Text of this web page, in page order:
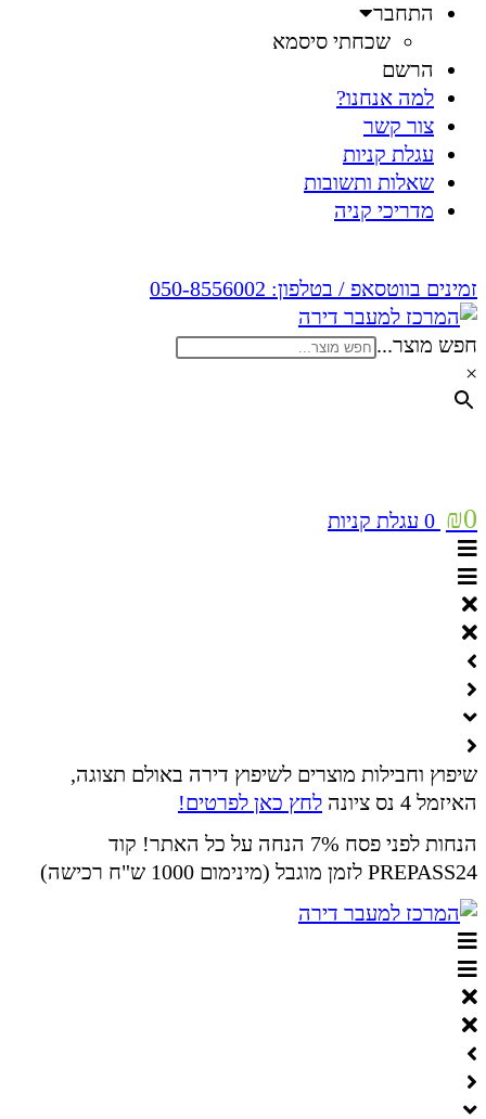
התחבר
שכחתי סיסמא
הרשם
למה אנחנו?
צור קשר
עגלת קניות
שאלות ותשובות
מדריכי קניה
זמינים בווטסאפ / בטלפון: 050-8556002
חפש מוצר...
×
₪0
0 עגלת קניות
שיפוץ וחבילות מוצרים לשיפוץ דירה באולם תצוגה,
האיזמל 4 נס ציונה
לחץ כאן לפרטים!
הנחות לפני פסח 7% הנחה על כל האתר! קוד
PREPASS24 לזמן מוגבל (מינימום 1000 ש"ח רכישה)